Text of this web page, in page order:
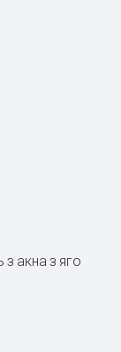
з акна з яго